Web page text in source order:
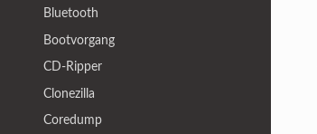
Bluetooth
Bootvorgang
CD-Ripper
Clonezilla
Coredump